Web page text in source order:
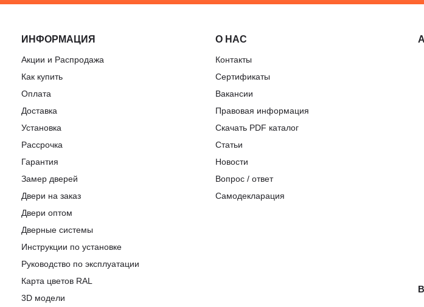
ИНФОРМАЦИЯ
Акции и Распродажа
Как купить
Оплата
Доставка
Установка
Рассрочка
Гарантия
Замер дверей
Двери на заказ
Двери оптом
Дверные системы
Инструкции по установке
Pуководство по эксплуатации
Карта цветов RAL
3D модели
О НАС
Контакты
Сертификаты
Вакансии
Правовая информация
Скачать PDF каталог
Статьи
Новости
Вопрос / ответ
Самодекларация